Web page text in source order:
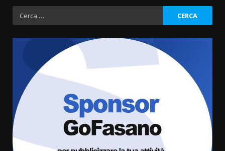
degli
articoli
Ricerca
per:
3
Fasanese ferito a colpi di arma
6 Agosto 2026 18:13
Carta d’identità: continua il piano
di aperture straordinarie del